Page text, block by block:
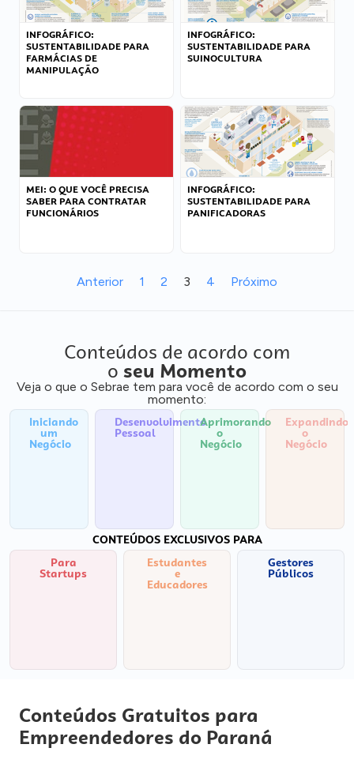
INFOGRÁFICO:
SUSTENTABILIDADE PARA
FARMÁCIAS DE
MANIPULAÇÃO
INFOGRÁFICO:
SUSTENTABILIDADE PARA
SUINOCULTURA
MEI: O QUE VOCÊ PRECISA
SABER PARA CONTRATAR
FUNCIONÁRIOS
INFOGRÁFICO:
SUSTENTABILIDADE PARA
PANIFICADORAS
Anterior 1 2 3 4 Próximo
Conteúdos de acordo com
o seu Momento
Veja o que o Sebrae tem para você de acordo com o seu
momento:
Iniciando
um
Negócio
Desenvolvimento
Pessoal
Aprimorando
o
Negócio
Expandindo
o
Negócio
CONTEÚDOS EXCLUSIVOS PARA
Para
Startups
Estudantes
e
Educadores
Gestores
Públicos
Conteúdos Gratuitos para
Empreendedores do Paraná